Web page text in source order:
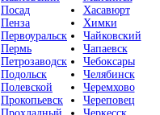
Посад
Пенза
Первоуральск
Пермь
Петрозаводск
Подольск
Полевской
Прокопьевск
Хасавюрт
Химки
Чайковский
Чапаевск
Чебоксары
Челябинск
Черемхово
Череповец